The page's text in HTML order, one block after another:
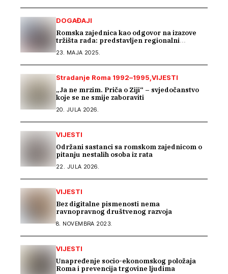
DOGAĐAJI
Romska zajednica kao odgovor na izazove
tržišta rada: predstavljen regionalni
23. MAJA 2025.
Stradanje Roma 1992–1995 VIJESTI
„Ja ne mrzim. Priča o Ziji“ – svjedočanstvo
koje se ne smije zaboraviti
20. JULA 2026.
VIJESTI
Održani sastanci sa romskom zajednicom o
pitanju nestalih osoba iz rata
22. JULA 2026.
VIJESTI
Bez digitalne pismenosti nema
ravnopravnog društvenog razvoja
8. NOVEMBRA 2023.
VIJESTI
Unapređenje socio-ekonomskog položaja
Roma i prevencija trgovine ljudima